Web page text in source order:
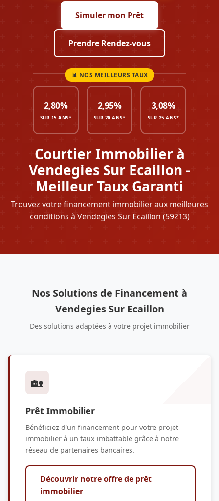
Courtier Immobilier à
Vendegies Sur Ecaillon -
Meilleur Taux Garanti
Trouvez votre financement immobilier aux meilleures
conditions à Vendegies Sur Ecaillon (59213)
Simuler mon Prêt
Prendre Rendez-vous
2,80%
SUR 15 ANS*
2,95%
SUR 20 ANS*
3,08%
SUR 25 ANS*
Nos Solutions de Financement à
Vendegies Sur Ecaillon
Des solutions adaptées à votre projet immobilier
🏡
Prêt Immobilier
Bénéficiez d'un financement pour votre projet
immobilier à un taux imbattable grâce à notre
réseau de partenaires bancaires.
Découvrir notre offre de prêt
immobilier